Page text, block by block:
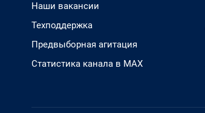
Наши вакансии
Техподдержка
Предвыборная агитация
Статистика канала в MAX